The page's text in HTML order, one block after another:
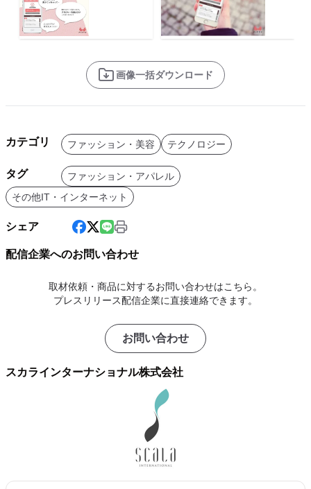
画像一括ダウンロード
カテゴリ ファッション・美容 テクノロジー
タグ
ファッション・アパレル
その他IT・インターネット
シェア
配信企業へのお問い合わせ
取材依頼・商品に対するお問い合わせはこちら。
プレスリリース配信企業に直接連絡できます。
お問い合わせ
スカラインターナショナル株式会社